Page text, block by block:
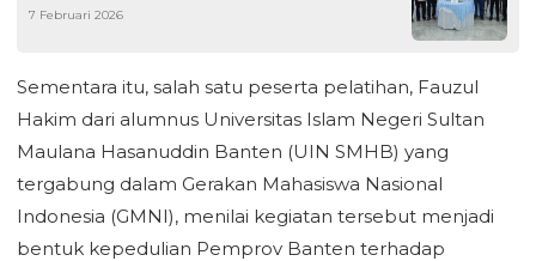
Kontrol Pemerintah
7 Februari 2026
Sementara itu, salah satu peserta pelatihan, Fauzul
Hakim dari alumnus Universitas Islam Negeri Sultan
Maulana Hasanuddin Banten (UIN SMHB) yang
tergabung dalam Gerakan Mahasiswa Nasional
Indonesia (GMNI), menilai kegiatan tersebut menjadi
bentuk kepedulian Pemprov Banten terhadap